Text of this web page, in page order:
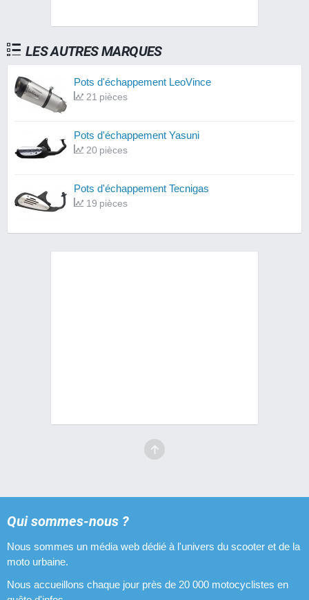
LES AUTRES MARQUES
Pots d'échappement LeoVince
21 pièces
Pots d'échappement Yasuni
20 pièces
Pots d'échappement Tecnigas
19 pièces
Pots d'échappement Ninja
10 pièces
Qui sommes-nous ?
Nous sommes un média web dédié à l'univers du scooter et de la
moto urbaine.
Nous accueillons chaque jour près de 20 000 motocyclistes en